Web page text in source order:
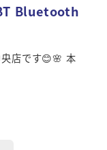
Bluetooth
店です😊🌸 本